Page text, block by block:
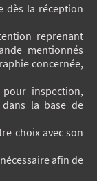
dès la réception
reprenant
mentionnés
concernée,
inspection,
la base de
choix avec son
afin de